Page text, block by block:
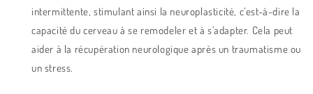
intermittente, stimulant ainsi la neuroplasticité, c’est-à-dire la
capacité du cerveau à se remodeler et à s’adapter. Cela peut
aider à la récupération neurologique après un traumatisme ou
un stress.